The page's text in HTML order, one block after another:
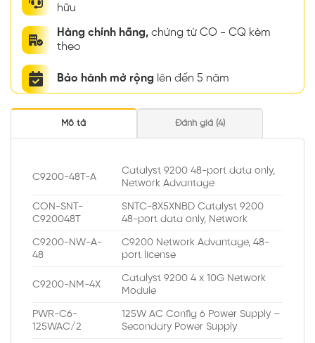
hữu
Hàng chính hãng, chứng từ CO - CQ kèm
theo
Bảo hành mở rộng lên đến 5 năm
Mô tả Đánh giá (4)
C9200-48T-A
Catalyst 9200 48-port data only,
Network Advantage
CON-SNT-
C920048T
SNTC-8X5XNBD Catalyst 9200
48-port data only, Network
C9200-NW-A-
48
C9200 Network Advantage, 48-
port license
C9200-NM-4X
Catalyst 9200 4 x 10G Network
Module
PWR-C6-
125WAC/2
125W AC Config 6 Power Supply –
Secondary Power Supply